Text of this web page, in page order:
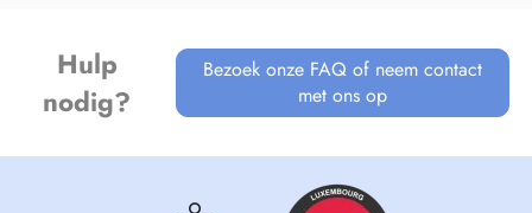
Hulp
nodig?
Bezoek onze FAQ of neem contact
met ons op